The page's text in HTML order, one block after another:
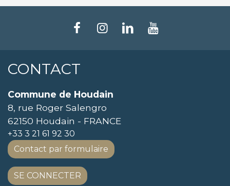
CONTACT
Commune de Houdain
8, rue Roger Salengro
62150 Houdain - FRANCE
+33 3 21 61 92 30
Contact par formulaire
SE CONNECTER